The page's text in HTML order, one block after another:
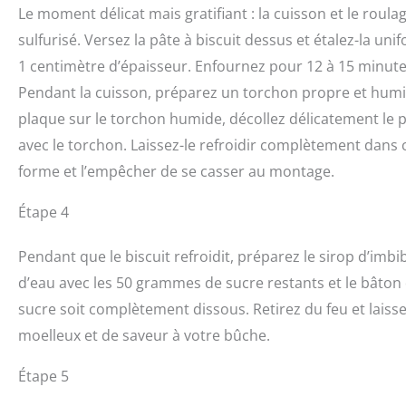
Le moment délicat mais gratifiant : la cuisson et le
sulfurisé. Versez la pâte à biscuit dessus et étalez-la
1 centimètre d’épaisseur. Enfournez pour 12 à 15
Pendant la cuisson, préparez un torchon propre et
plaque sur le torchon humide, décollez délicatement
avec le torchon. Laissez-le refroidir complètement
forme et l’empêcher de se casser au montage.
Étape 4
Pendant que le biscuit refroidit, préparez le sirop
d’eau avec les 50 grammes de sucre restants et le
sucre soit complètement dissous. Retirez du feu et
moelleux et de saveur à votre bûche.
Étape 5